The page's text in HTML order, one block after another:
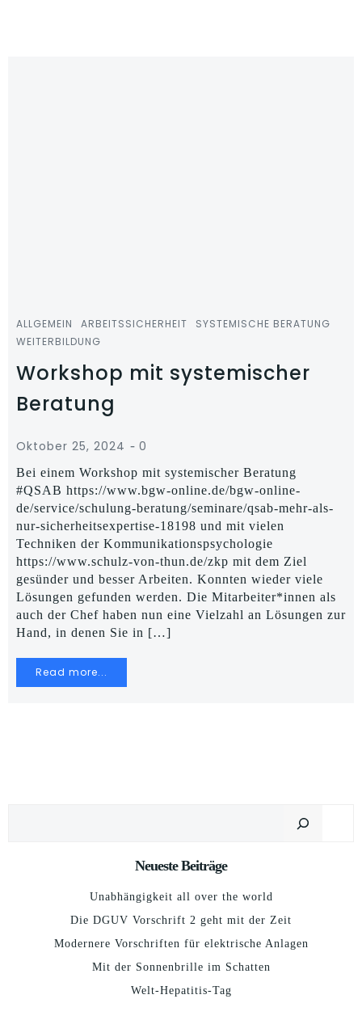
ALLGEMEIN ARBEITSSICHERHEIT
SYSTEMISCHE BERATUNG
WEITERBILDUNG
Workshop mit systemischer
Beratung
Oktober 25, 2024 - 0
Bei einem Workshop mit systemischer Beratung
#QSAB https://www.bgw-online.de/bgw-online-
de/service/schulung-beratung/seminare/qsab-mehr-als-
nur-sicherheitsexpertise-18198 und mit vielen
Techniken der Kommunikationspsychologie
https://www.schulz-von-thun.de/zkp mit dem Ziel
gesünder und besser Arbeiten. Konnten wieder viele
Lösungen gefunden werden. Die Mitarbeiter*innen als
auch der Chef haben nun eine Vielzahl an Lösungen zur
Hand, in denen Sie in […]
Read more...
Neueste Beiträge
Unabhängigkeit all over the world
Die DGUV Vorschrift 2 geht mit der Zeit
Modernere Vorschriften für elektrische Anlagen
Mit der Sonnenbrille im Schatten
Welt-Hepatitis-Tag